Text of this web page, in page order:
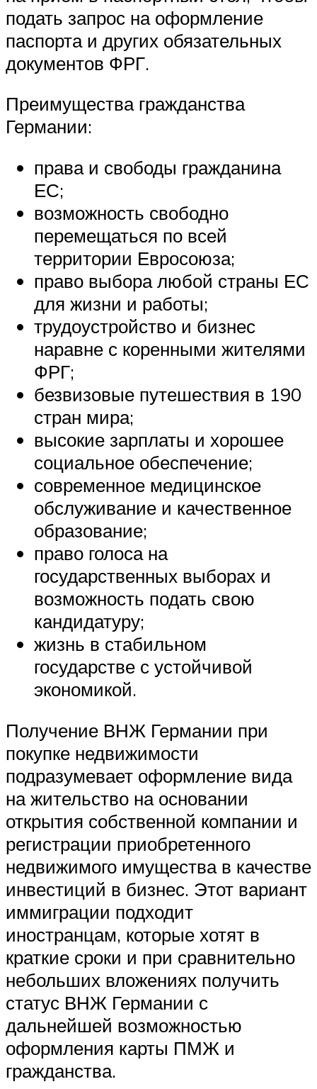
подать запрос на оформление
паспорта и других обязательных
документов ФРГ.
Преимущества гражданства
Германии:
права и свободы гражданина
ЕС;
возможность свободно
перемещаться по всей
территории Евросоюза;
право выбора любой страны ЕС
для жизни и работы;
трудоустройство и бизнес
наравне с коренными жителями
ФРГ;
безвизовые путешествия в 190
стран мира;
высокие зарплаты и хорошее
социальное обеспечение;
современное медицинское
обслуживание и качественное
образование;
право голоса на
государственных выборах и
возможность подать свою
кандидатуру;
жизнь в стабильном
государстве с устойчивой
экономикой.
Получение ВНЖ Германии при
покупке недвижимости
подразумевает оформление вида
на жительство на основании
открытия собственной компании и
регистрации приобретенного
недвижимого имущества в качестве
инвестиций в бизнес. Этот вариант
иммиграции подходит
иностранцам, которые хотят в
краткие сроки и при сравнительно
небольших вложениях получить
статус ВНЖ Германии с
дальнейшей возможностью
оформления карты ПМЖ и
гражданства.